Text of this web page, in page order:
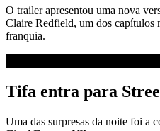
O trailer apresentou uma nova
Claire Redfield, um dos capítulos
franquia.
Tifa entra para
Uma das surpresas da noite foi a